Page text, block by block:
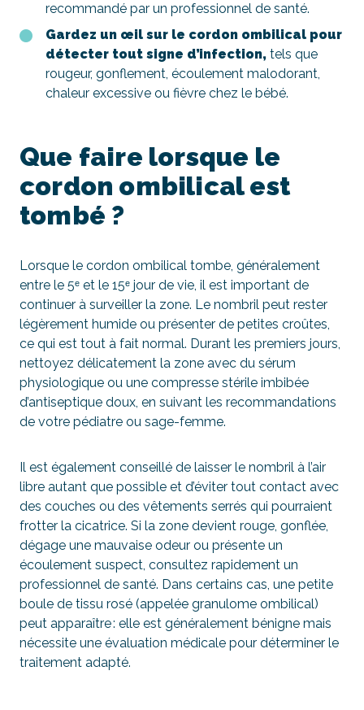
recommandé par un professionnel de santé.
Gardez un œil sur le cordon ombilical pour
détecter tout signe d’infection, tels que
rougeur, gonflement, écoulement malodorant,
chaleur excessive ou fièvre chez le bébé.
Que faire lorsque le
cordon ombilical est
tombé ?
Lorsque le cordon ombilical tombe, généralement
entre le 5ᵉ et le 15ᵉ jour de vie, il est important de
continuer à surveiller la zone. Le nombril peut rester
légèrement humide ou présenter de petites croûtes,
ce qui est tout à fait normal. Durant les premiers jours,
nettoyez délicatement la zone avec du sérum
physiologique ou une compresse stérile imbibée
d’antiseptique doux, en suivant les recommandations
de votre pédiatre ou sage-femme.
Il est également conseillé de laisser le nombril à l’air
libre autant que possible et d’éviter tout contact avec
des couches ou des vêtements serrés qui pourraient
frotter la cicatrice. Si la zone devient rouge, gonflée,
dégage une mauvaise odeur ou présente un
écoulement suspect, consultez rapidement un
professionnel de santé. Dans certains cas, une petite
boule de tissu rosé (appelée granulome ombilical)
peut apparaître : elle est généralement bénigne mais
nécessite une évaluation médicale pour déterminer le
traitement adapté.